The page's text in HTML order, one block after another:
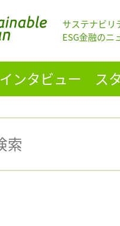
サステナビリ
ESG金融のニ
インタビュー ス